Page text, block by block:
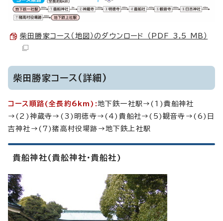
柴田勝家コース（地図）のダウンロード （PDF 3.5 MB）
柴田勝家コース(詳細)
コース順路(全長約6km):地下鉄一社駅→(1)貴船神社
→(2)神蔵寺→(3)明徳寺→(4)貴船社→(5)観音寺→(6)日
吉神社→(7)猪高村役場跡→地下鉄上社駅
貴船神社(貴舩神社・貴船社)